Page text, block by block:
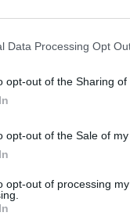
Data Processing Opt
opt-out of the Sharing of
opt-out of the Sale of my
opt-out of processing
una
dalla
non ce
stesso dello
la banca online
del
della
a cui